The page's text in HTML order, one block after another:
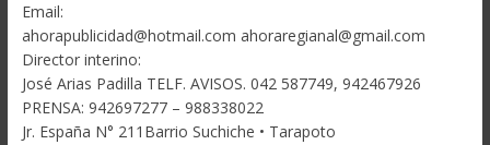
Email:
ahorapublicidad@hotmail.com ahoraregianal@gmail.com
Director interino:
José Arias Padilla TELF. AVISOS. 042 587749, 942467926
PRENSA: 942697277 – 988338022
Jr. España N° 211Barrio Suchiche • Tarapoto